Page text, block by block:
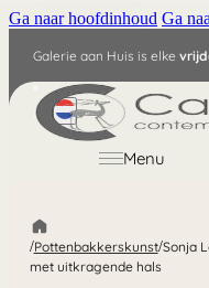
Ga naar hoofdinhoud Ga
Galerie aan Huis is elke
NL
Menu
/Pottenbakkerskunst/Sonja
met uitkragende hals